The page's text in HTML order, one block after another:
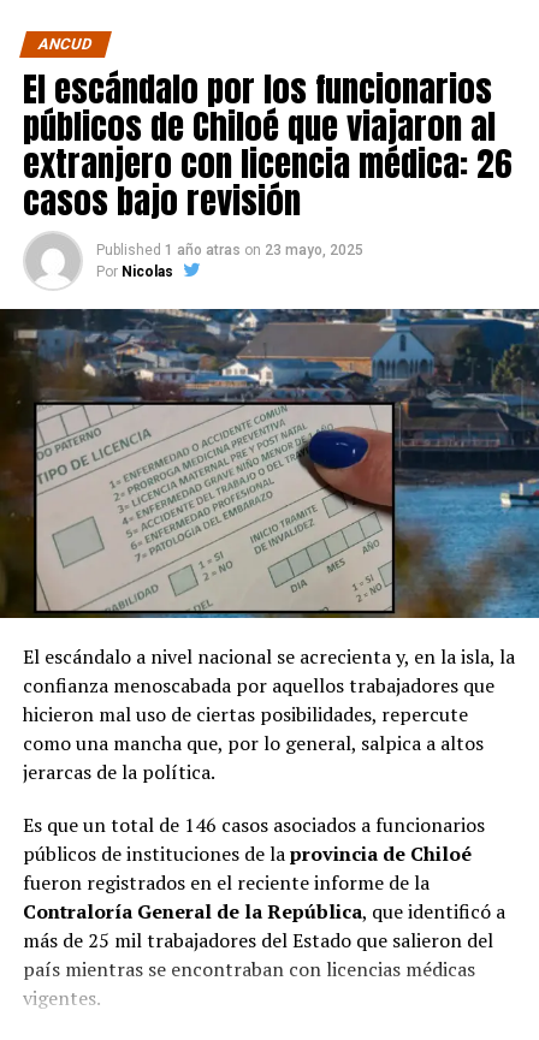
ANCUD
El escándalo por los funcionarios
públicos de Chiloé que viajaron al
extranjero con licencia médica: 26
casos bajo revisión
Published 1 año atras on 23 mayo, 2025
Por Nicolas
El escándalo a nivel nacional se acrecienta y, en la isla, la
confianza menoscabada por aquellos trabajadores que
hicieron mal uso de ciertas posibilidades, repercute
como una mancha que, por lo general, salpica a altos
jerarcas de la política.
Es que un total de 146 casos asociados a funcionarios
públicos de instituciones de laprovincia de Chiloé
fueron registrados en el reciente informe de la
Contraloría General de la República, que identificó a
más de 25 mil trabajadores del Estado que salieron del
país mientras se encontraban con licencias médicas
vigentes.